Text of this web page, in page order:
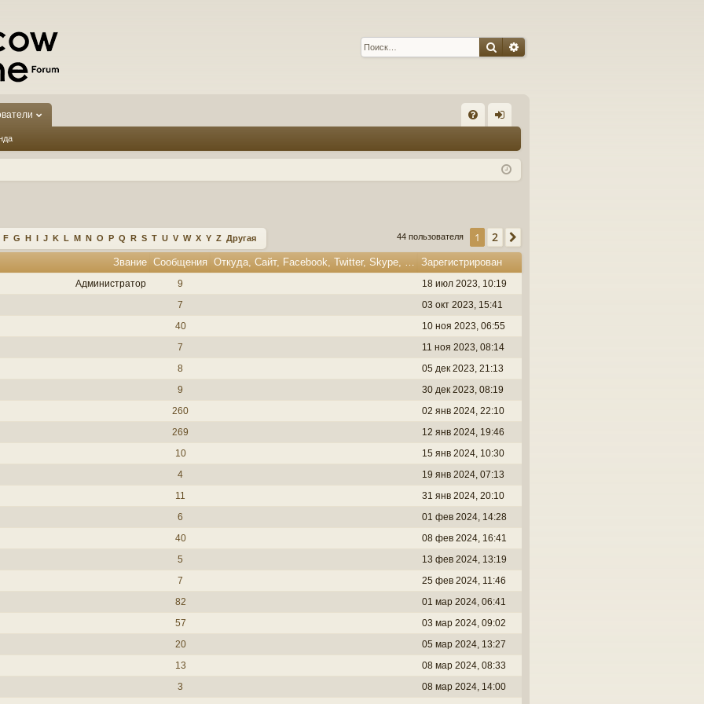
ПоискРасширенный поиск
Q д
F G H I J K L M N O P Q R S T U V W X Y Z Другая 44 пользователя 1 2
Звание Сообщения Откуда, Сайт, Facebook, Twitter, Skype, YouTube Зарегистрирован
Администратор 9
18 июл 2023, 10:19
7
03 окт 2023, 15:41
40
10 ноя 2023, 06:55
7
11 ноя 2023, 08:14
8
05 дек 2023, 21:13
9
30 дек 2023, 08:19
260
02 янв 2024, 22:10
269
12 янв 2024, 19:46
10
15 янв 2024, 10:30
4
19 янв 2024, 07:13
11
31 янв 2024, 20:10
6
01 фев 2024, 14:28
40
08 фев 2024, 16:41
5
13 фев 2024, 13:19
7
25 фев 2024, 11:46
82
01 мар 2024, 06:41
57
03 мар 2024, 09:02
20
05 мар 2024, 13:27
13
08 мар 2024, 08:33
3
08 мар 2024, 14:00